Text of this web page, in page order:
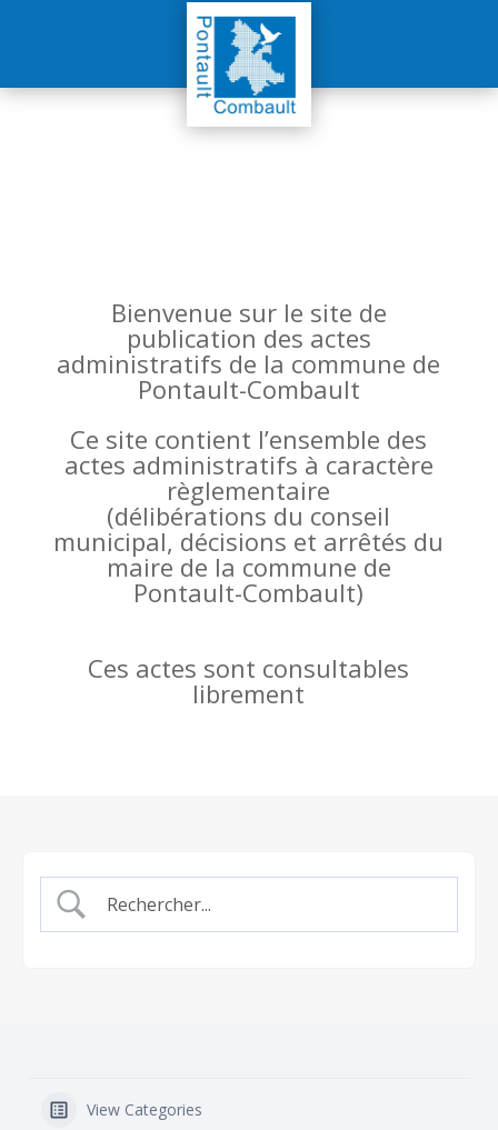
Bienvenue sur le site de
publication des actes
administratifs de la commune de
Pontault-Combault
Ce site contient l’ensemble des
actes administratifs à caractère
règlementaire
(délibérations du conseil
municipal, décisions et arrêtés du
maire de la commune de
Pontault-Combault)
Ces actes sont consultables
librement
View Categories